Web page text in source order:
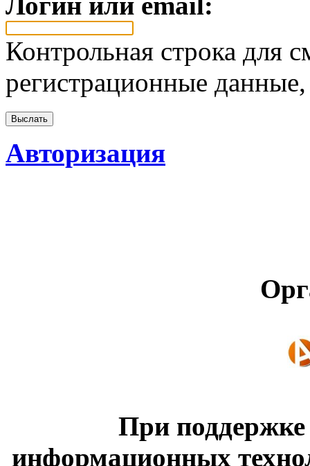
Контрольная строка для
регистрационные
Авторизация
При
информационных